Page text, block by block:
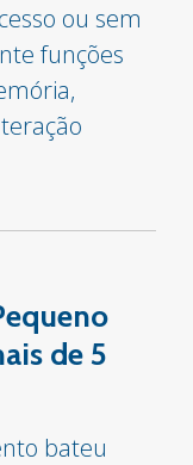
ou sem
funções
de 5
bateu